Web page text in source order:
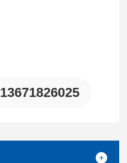
13671826025